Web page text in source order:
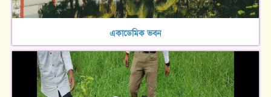
একাডেমিক ভবন